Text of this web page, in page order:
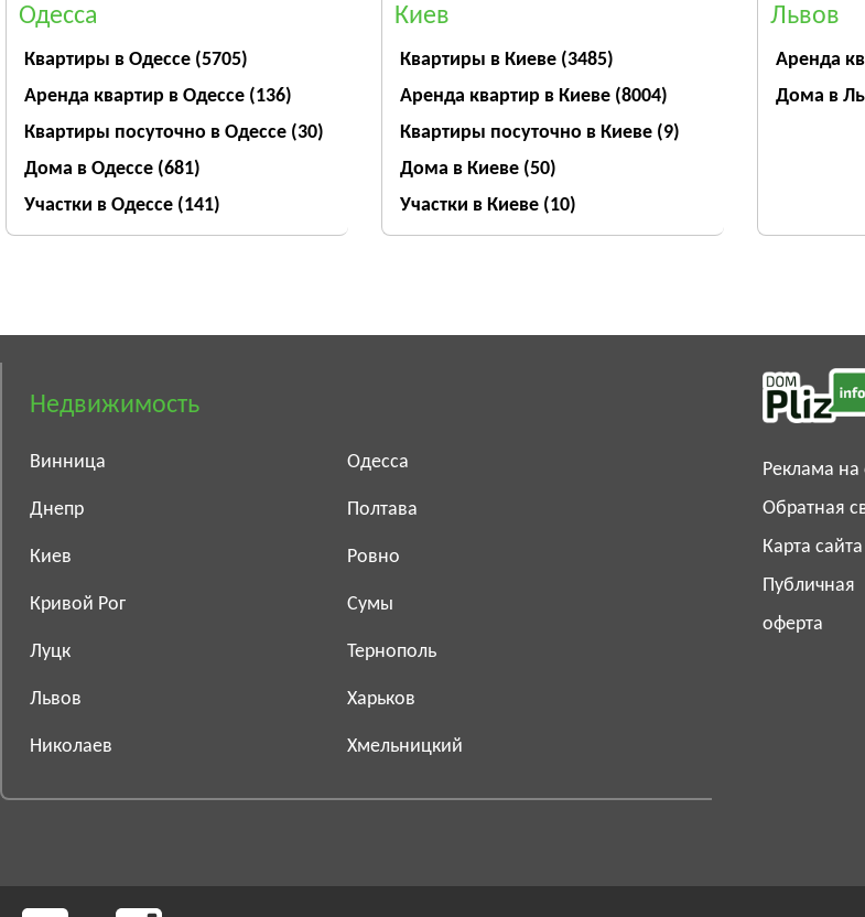
Одесса
Квартиры в Одессе (5705)
Аренда квартир в Одессе (136)
Квартиры посуточно в Одессе (30)
Дома в Одессе (681)
Участки в Одессе (141)
Киев
Квартиры в Киеве (3485)
Аренда квартир в Киеве (8004)
Квартиры посуточно в Киеве (9)
Дома в Киеве (50)
Участки в Киеве (10)
Львов
Аренда
Дома в
Недвижимость
Винница
Днепр
Киев
Кривой Рог
Луцк
Львов
Николаев
Одесса
Полтава
Ровно
Сумы
Тернополь
Харьков
Хмельницкий
Реклама на
Обратная
Карта сайта
Публичная
оферта